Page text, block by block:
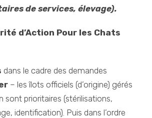
de services, élevage).
d’Action Pour les Chats
dans le cadre des demandes
– les îlots officiels (d’origine) gérés
sont prioritaires (stérilisations,
identification). Puis dans l’ordre